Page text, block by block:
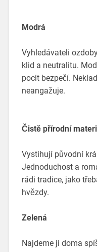
Modrá
Vyhledávateli
klid a neutralitu.
pocit bezpečí.
neangažuje.
Čistě přírodní
Vystihují původní
Jednoduchost a
rádi tradice, jako
hvězdy.
Zelená
Najdeme ji doma